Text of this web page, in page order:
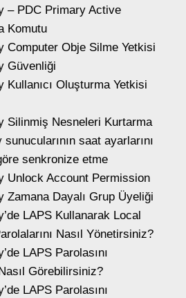
– PDC Primary Active
Komutu
Computer Obje Silme Yetkisi
Güvenliği
Oluşturma Yetkisi
Silinmiş Nesneleri Kurtarma
saat ayarlarını
senkronize etme
Unlock Account Permission
Zamana Dayalı Grup Üyeliği
LAPS Kullanarak Local
Nasıl Yönetirsiniz?
LAPS Parolasını
Görebilirsiniz?
LAPS Parolasını